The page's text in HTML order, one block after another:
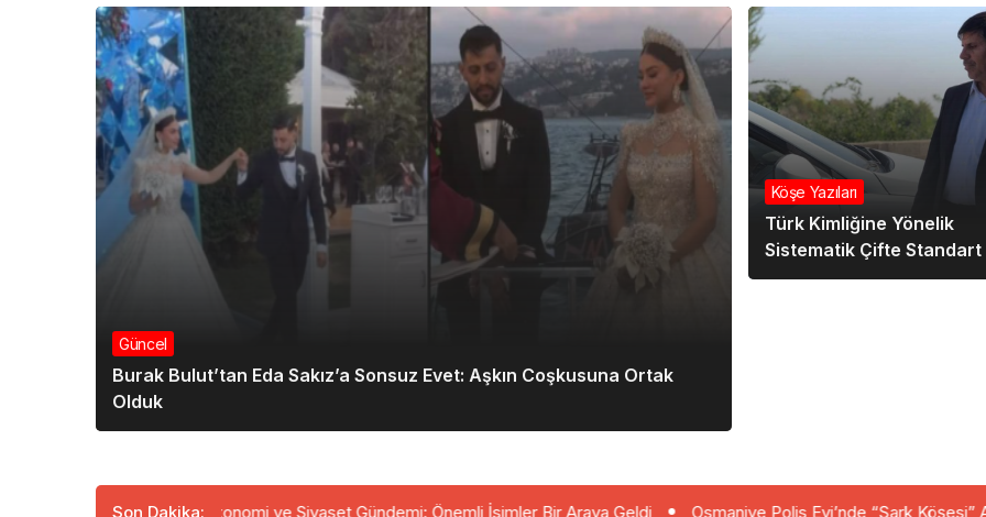
Gençler Var”
Güncel
Burak Bulut’tan Eda Sakız’a Sonsuz Evet: Aşkın Coşkusuna Ortak
Olduk
Köşe Yazıları
Türk Kimliğine Yönelik
Sistematik Çifte Standart
Son Dakika:
Mersin’de Ekonomi ve Siyaset Gündemi: Önemli İsimler Bir Araya Geldi Osmaniye Polis Evi’nde “Şark Köşesi” Açıldı